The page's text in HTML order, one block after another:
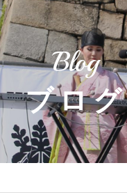
Blog
ブログ